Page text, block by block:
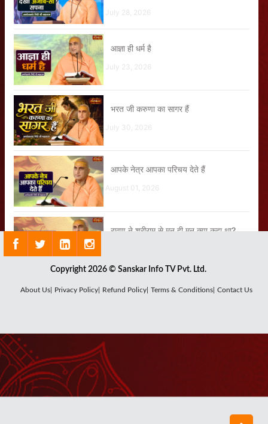
July 28, 2026
आज्ञा ही धर्म है
July 23, 2026
भरत जी करुणा का सागर हैं
July 30, 2026
आपके नेत्र आपका परिचय देते हैं
August 01, 2026
रावण ने श्रीराम से मन ही मन क्या कहा था?
यह जग ही जगन्नाथ है
July 14, 2026
एक पिता अपनी पुत्री के आंसू नहीं देख पाएगा
Copyright 2026 © Sanskar Info TV Pvt. Ltd.
About Us| Privacy Policy| Refund Policy| Terms & Conditions| Contact Us